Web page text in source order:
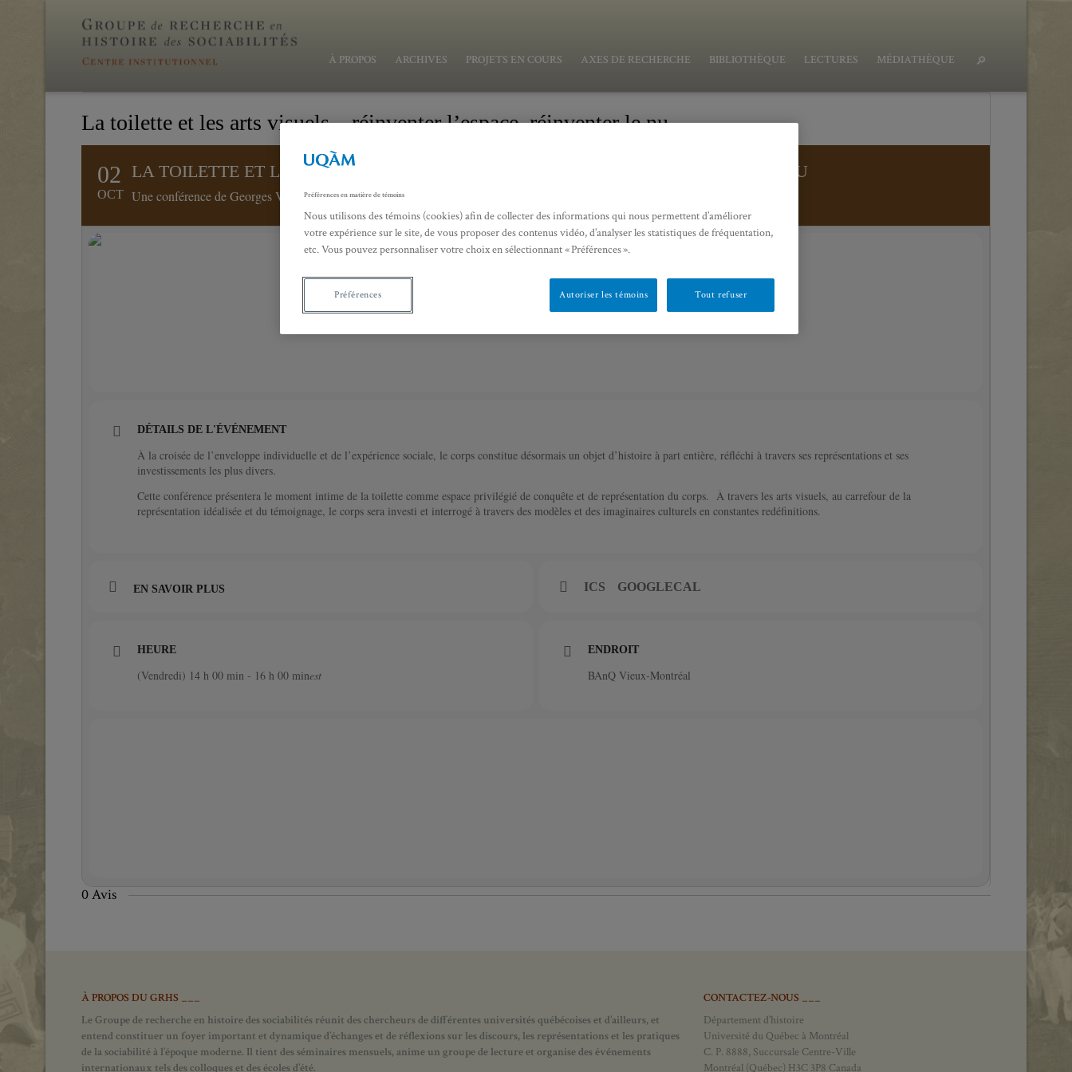
À PROPOS ARCHIVES PROJETS EN COURS AXES DE RECHERCHE BIBLIOTHÈQUE LECTURES MÉDIATHÈQUE
La toilette et les arts visuels – réinventer l’espace, réinventer le nu
02
OCT
LA TOILETTE ET LES ARTS VISUELS – RÉINVENTER L’ESPACE, RÉINVENTER LE NU
Une conférence de Georges Vigarello
DÉTAILS DE L'ÉVÉNEMENT
À la croisée de l’enveloppe individuelle et de l’expérience sociale, le corps constitue désormais un objet d’histoire à part entière, réfléchi à travers ses représentations et ses
investissements les plus divers.
Cette conférence présentera le moment intime de la toilette comme espace privilégié de conquête et de représentation du corps. À travers les arts visuels, au carrefour de la
représentation idéalisée et du témoignage, le corps sera investi et interrogé à travers des modèles et des imaginaires culturels en constantes redéfinitions.
EN SAVOIR PLUS ICS GOOGLECAL
HEURE
(Vendredi) 14 h 00 min - 16 h 00 minest
ENDROIT
BAnQ Vieux-Montréal
0 Avis
À PROPOS DU GRHS ___
Le Groupe de recherche en histoire des sociabilités réunit des chercheurs de différentes universités québécoises et d’ailleurs, et
entend constituer un foyer important et dynamique d’échanges et de réflexions sur les discours, les représentations et les pratiques
de la sociabilité à l’époque moderne. Il tient des séminaires mensuels, anime un groupe de lecture et organise des événements
internationaux tels des colloques et des écoles d’été.
CONTACTEZ-NOUS ___
Département d’histoire
Université du Québec à Montréal
C. P. 8888, Succursale Centre-Ville
Montréal (Québec) H3C 3P8 Canada
Préférences en matière de témoins
Nous utilisons des témoins (cookies) afin de collecter des informations qui nous permettent d’améliorer
votre expérience sur le site, de vous proposer des contenus vidéo, d’analyser les statistiques de fréquentation,
etc. Vous pouvez personnaliser votre choix en sélectionnant « Préférences ».
Tout refuser
Autoriser les témoins
Préférences